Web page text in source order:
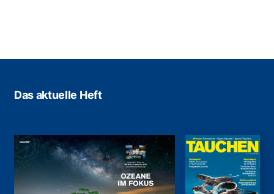
Das aktuelle Heft